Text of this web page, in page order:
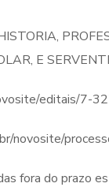
E
editais/7-
novosite/
fora do prazo